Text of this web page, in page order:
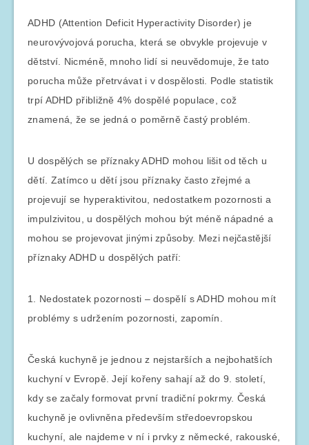
ADHD (Attention Deficit Hyperactivity Disorder) je
neurovývojová porucha, která se obvykle projevuje v
dětství. Nicméně, mnoho lidí si neuvědomuje, že tato
porucha může přetrvávat i v dospělosti. Podle statistik
trpí ADHD přibližně 4% dospělé populace, což
znamená, že se jedná o poměrně častý problém.
U dospělých se příznaky ADHD mohou lišit od těch u
dětí. Zatímco u dětí jsou příznaky často zřejmé a
projevují se hyperaktivitou, nedostatkem pozornosti a
impulzivitou, u dospělých mohou být méně nápadné a
mohou se projevovat jinými způsoby. Mezi nejčastější
příznaky ADHD u dospělých patří:
1. Nedostatek pozornosti – dospělí s ADHD mohou mít
problémy s udržením pozornosti, zapomín.
Česká kuchyně je jednou z nejstarších a nejbohatších
kuchyní v Evropě. Její kořeny sahají až do 9. století,
kdy se začaly formovat první tradiční pokrmy. Česká
kuchyně je ovlivněna především středoevropskou
kuchyní, ale najdeme v ní i prvky z německé, rakouské,